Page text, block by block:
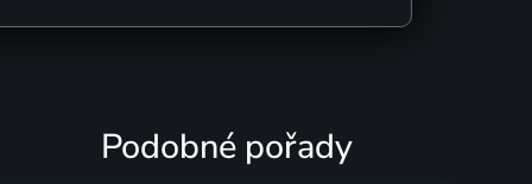
Podobné pořady